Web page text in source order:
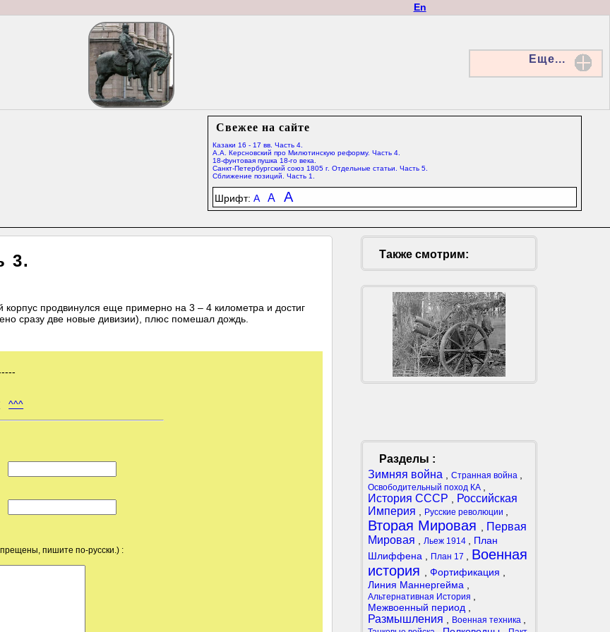
En
Еще...
Свежее на сайте
Казаки 16 - 17 вв. Часть 4.
А.А. Керсновский про Милютинскую реформу. Часть 4.
18-фунтовая пушка 18-го века.
Санкт-Петербургский союз 1805 г. Отдельные статьи. Часть 5.
Сближение позиций. Часть 1.
Шрифт:A A A
3.
корпус продвинулся еще примерно на 3 – 4 километра и достиг
сразу две новые дивизии), плюс помешал дождь.
^^^
пишите по-русски.) :
Также смотрим:
Разделы :
Зимняя война
Странная война
Освободительный поход КА
История СССР
Российская
Империя
Русские революции
Вторая Мировая
Первая
Мировая
Льеж 1914
План
Шлиффена
План 17
Военная
история
Фортификация
Линия Маннергейма
Альтернативная История
Межвоенный период
Размышления Военная техника